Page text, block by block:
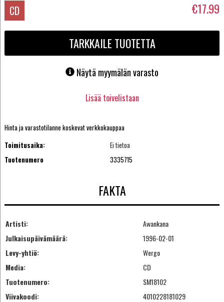
CD €17.99
TARKKAILE TUOTETTA
Näytä myymälän varasto
Lisää toivelistaan
Hinta ja varastotilanne koskevat verkkokauppaa
Toimitusaika:
Ei tietoa
Tuotenumero
3335715
FAKTA
Artisti:
Awankana
Julkaisupäivämäärä:
1996-02-01
Levy-yhtiö:
Wergo
Media:
CD
Tuotenumero:
SM18102
Viivakoodi:
4010228181029